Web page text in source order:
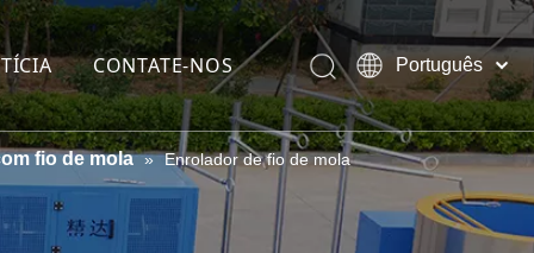
(galvanizado)
CONTATE-NOS
Português
Pусский
English
fio de mola » Enrolador de fio de mola